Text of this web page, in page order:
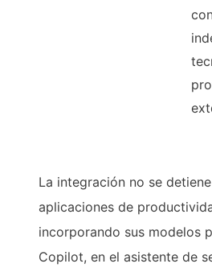
La integración no se
aplicaciones de
incorporando sus modelos
Copilot, en el asistente de